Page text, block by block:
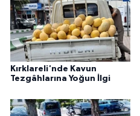
Kırklareli'nde Kavun
Tezgâhlarına Yoğun İlgi